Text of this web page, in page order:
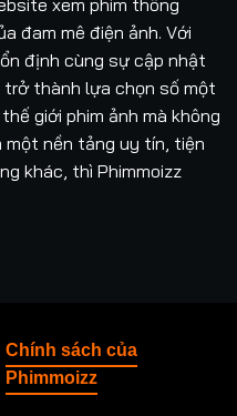
xem phim thông
đam mê điện ảnh. Với
định cùng sự cập nhật
trở thành lựa chọn số một
giới phim ảnh mà không
một nền tảng uy tín, tiện
khác, thì Phimmoizz
Chính sách của
Phimmoizz